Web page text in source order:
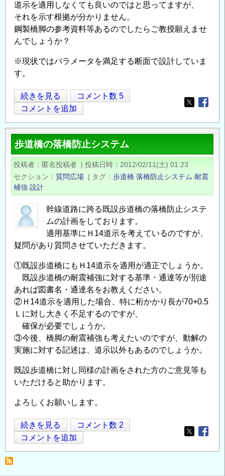
道示を適用しなくても良いのではと思ってますが、
それを示す根拠が分かりません。
鋼製橋脚の参考資料等あるのでしたらご教授願えませ
んでしょうか？
※現状ではパラメータを満足する断面で設計していま
す。
歩
道
橋
鋼
製
橋
の
設
計
に
い
の
続きを見る
コメント数 5
コメントを追加
Opens in
歩道橋の落橋防止システム
投稿者 匿名投稿者 | 投稿日時
2012/02/11(土) 01:23
セクション
質問広場 | タグ 歩道橋 落橋防止システム 耐震
補強 設計
幹線道路に跨る既設歩道橋の落橋防止システ
ムの計画をしております。
適用基準にＨ14道示を考えているのですが、
疑問があり質問させていただきます。
①既設歩道橋にもＨ14道示を適用が適正でしょうか。
既設歩道橋の耐震補強に対する基準・通達等が別途
あれば図書名・通達名をお教えください。
②Ｈ14道示を適用した場合、特に桁かかり長が70+0.5
Ｌに対し大きく不足するのですが、
確保が必要でしょうか。
③今後、橋脚の耐震補強も考えたいのですが、動解の
実施に対する記述は、道示以外もあるのでしょうか。
既設歩道橋に対し同様の計画をされた方のご意見等も
いただけると助かります。
よろしくお願いします。
歩
道
橋
続きを見る
コメント数 2
コメントを追加
Opens in